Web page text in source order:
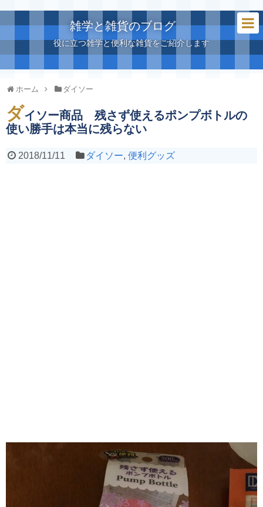
雑学と雑貨のブログ
役に立つ雑学と便利な雑貨をご紹介します
ホーム ダイソー
ダイソー商品 残さず使えるポンプボトルの
使い勝手は本当に残らない
2018/11/11 ダイソー,便利グッズ